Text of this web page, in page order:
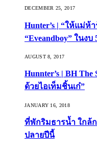
DECEMBER 25, 2017
Hunter’s | “ให้แม่
“Eveandboy” ในงบ
AUGUST 8, 2017
Hunnter’s | BH
ด้วยไอเท็มชิ้นเก๋”
JANUARY 16, 2018
ที่พักริมธารน้ำ ใกล้
ปลายปีนี้